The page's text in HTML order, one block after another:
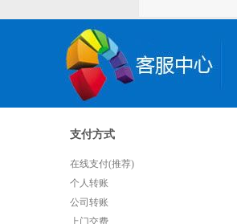
支付方式
在线支付(推荐)
个人转账
公司转账
上门交费